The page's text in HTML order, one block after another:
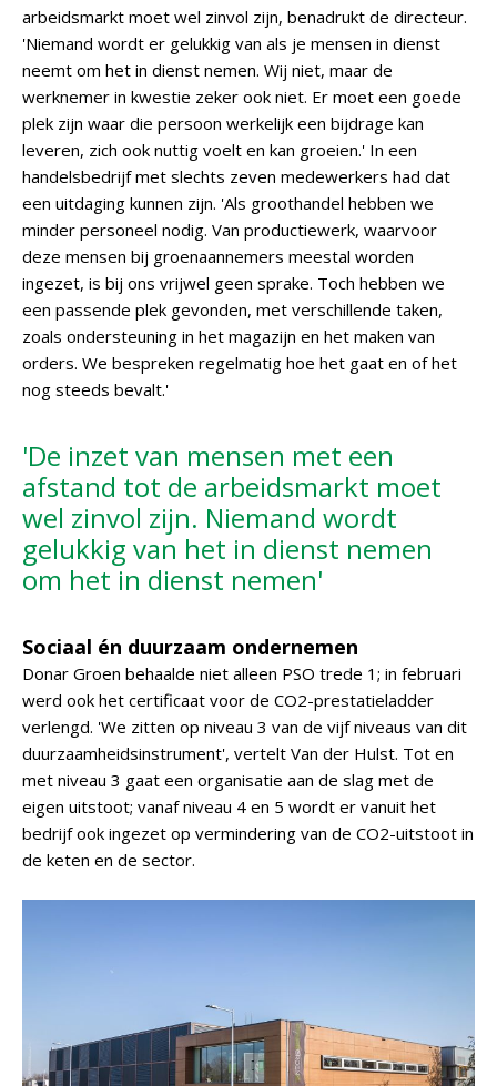
arbeidsmarkt moet wel zinvol zijn, benadrukt de directeur.
'Niemand wordt er gelukkig van als je mensen in dienst
neemt om het in dienst nemen. Wij niet, maar de
werknemer in kwestie zeker ook niet. Er moet een goede
plek zijn waar die persoon werkelijk een bijdrage kan
leveren, zich ook nuttig voelt en kan groeien.' In een
handelsbedrijf met slechts zeven medewerkers had dat
een uitdaging kunnen zijn. 'Als groothandel hebben we
minder personeel nodig. Van productiewerk, waarvoor
deze mensen bij groenaannemers meestal worden
ingezet, is bij ons vrijwel geen sprake. Toch hebben we
een passende plek gevonden, met verschillende taken,
zoals ondersteuning in het magazijn en het maken van
orders. We bespreken regelmatig hoe het gaat en of het
nog steeds bevalt.'
'De inzet van mensen met een
afstand tot de arbeidsmarkt moet
wel zinvol zijn. Niemand wordt
gelukkig van het in dienst nemen
om het in dienst nemen'
Sociaal én duurzaam ondernemen
Donar Groen behaalde niet alleen PSO trede 1; in februari
werd ook het certificaat voor de CO2-prestatieladder
verlengd. 'We zitten op niveau 3 van de vijf niveaus van dit
duurzaamheidsinstrument', vertelt Van der Hulst. Tot en
met niveau 3 gaat een organisatie aan de slag met de
eigen uitstoot; vanaf niveau 4 en 5 wordt er vanuit het
bedrijf ook ingezet op vermindering van de CO2-uitstoot in
de keten en de sector.